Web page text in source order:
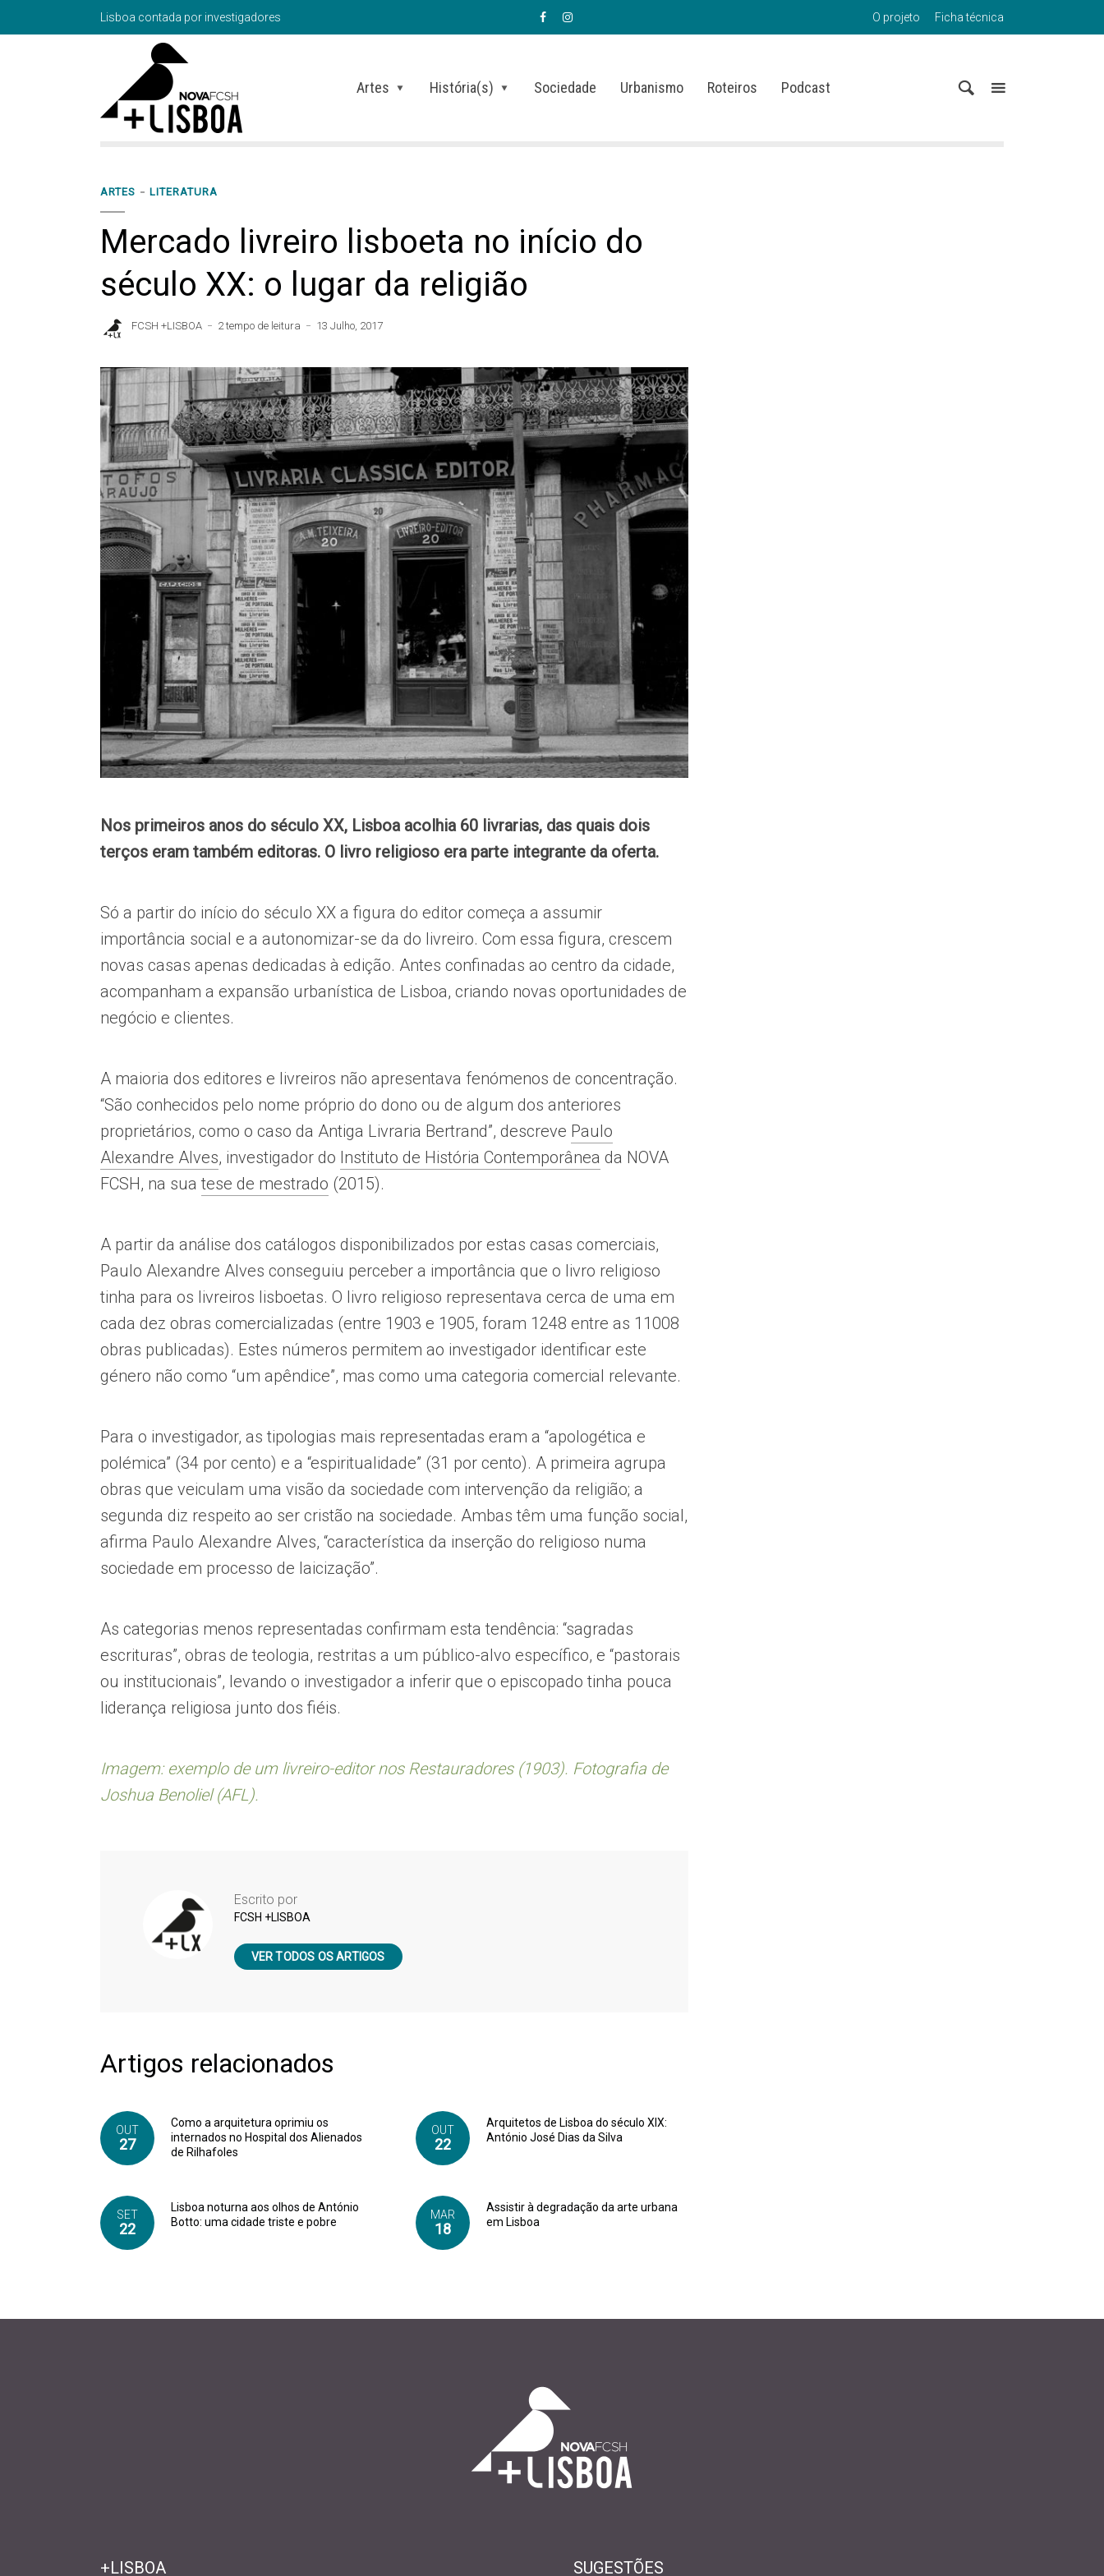
Lisboa contada por investigadores O projeto Ficha técnica
Artes História(s) Sociedade Urbanismo Roteiros Podcast
ARTES LITERATURA
Mercado livreiro lisboeta no início do
século XX: o lugar da religião
FCSH +LISBOA 2 tempo de leitura 13 Julho, 2017
Nos primeiros anos do século XX, Lisboa acolhia 60 livrarias, das quais dois
terços eram também editoras. O livro religioso era parte integrante da oferta.
Só a partir do início do século XX a figura do editor começa a assumir
importância social e a autonomizar-se da do livreiro. Com essa figura, crescem
novas casas apenas dedicadas à edição. Antes confinadas ao centro da cidade,
acompanham a expansão urbanística de Lisboa, criando novas oportunidades de
negócio e clientes.
A maioria dos editores e livreiros não apresentava fenómenos de concentração.
“São conhecidos pelo nome próprio do dono ou de algum dos anteriores
proprietários, como o caso da Antiga Livraria Bertrand”, descreve Paulo
Alexandre Alves, investigador do Instituto de História Contemporânea da NOVA
FCSH, na sua tese de mestrado (2015).
A partir da análise dos catálogos disponibilizados por estas casas comerciais,
Paulo Alexandre Alves conseguiu perceber a importância que o livro religioso
tinha para os livreiros lisboetas. O livro religioso representava cerca de uma em
cada dez obras comercializadas (entre 1903 e 1905, foram 1248 entre as 11008
obras publicadas). Estes números permitem ao investigador identificar este
género não como “um apêndice”, mas como uma categoria comercial relevante.
Para o investigador, as tipologias mais representadas eram a “apologética e
polémica” (34 por cento) e a “espiritualidade” (31 por cento). A primeira agrupa
obras que veiculam uma visão da sociedade com intervenção da religião; a
segunda diz respeito ao ser cristão na sociedade. Ambas têm uma função social,
afirma Paulo Alexandre Alves, “característica da inserção do religioso numa
sociedade em processo de laicização”.
As categorias menos representadas confirmam esta tendência: “sagradas
escrituras”, obras de teologia, restritas a um público-alvo específico, e “pastorais
ou institucionais”, levando o investigador a inferir que o episcopado tinha pouca
liderança religiosa junto dos fiéis.
Imagem: exemplo de um livreiro-editor nos Restauradores (1903). Fotografia de
Joshua Benoliel (AFL).
Escrito por
FCSH +LISBOA
VER TODOS OS ARTIGOS
Artigos relacionados
OUT
27
Como a arquitetura oprimiu os
internados no Hospital dos Alienados
de Rilhafoles
OUT
22
Arquitetos de Lisboa do século XIX:
António José Dias da Silva
SET
22
Lisboa noturna aos olhos de António
Botto: uma cidade triste e pobre
MAR
18
Assistir à degradação da arte urbana
em Lisboa
+LISBOA SUGESTÕES